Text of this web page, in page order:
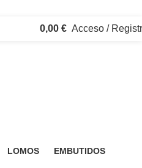
0,00 € Acceso /
LOMOS
EMBUTIDOS